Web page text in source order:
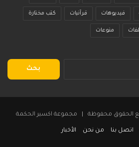
فيديوهات قرآنيات كتب مختارة
منوعات
البحث
اتصل بنا من نحن الأخبار